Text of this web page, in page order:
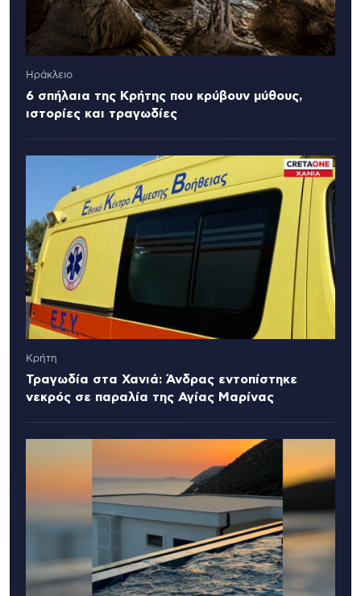
Ηράκλειο
6 σπήλαια της Κρήτης που κρύβουν μύθους,
ιστορίες και τραγωδίες
Κρήτη
Τραγωδία στα Χανιά: Άνδρας εντοπίστηκε
νεκρός σε παραλία της Αγίας Μαρίνας